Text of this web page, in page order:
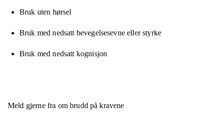
Bruk uten hørsel
Bruk med nedsatt bevegelsesevne eller styrke
Bruk med nedsatt kognisjon
Meld gjerne fra om brudd på kravene